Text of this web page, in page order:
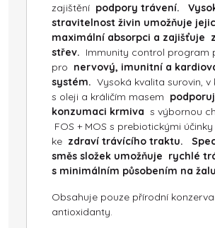
zajištění podpory trávení.
stravitelnost živin umožňuje
maximální absorpci a zajišťuje
střev. Immunity control program
pro nervový, imunitní a
systém. Vysoká kvalita surovin, v
s oleji a králičím masem
konzumaci krmiva s výbornou
FOS + MOS s prebiotickými
ke zdraví trávícího traktu.
směs složek umožňuje rychlé
s minimálním působením na
Obsahuje pouze přírodní
antioxidanty.